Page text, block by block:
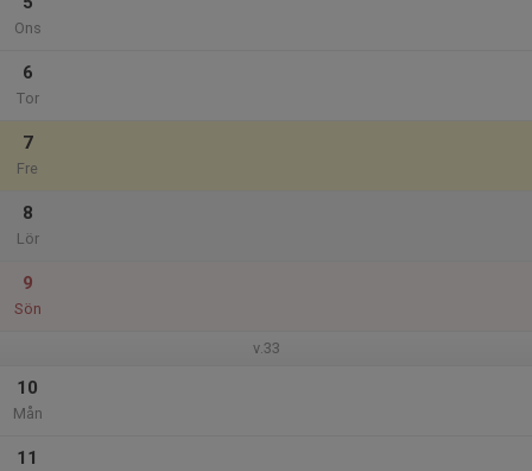
Ons
6
Tor
7
Fre
8
Lör
9
Sön
v.33
10
Mån
11